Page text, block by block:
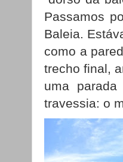
Passamos
Baleia.
como a
trecho final,
uma
travessia: o